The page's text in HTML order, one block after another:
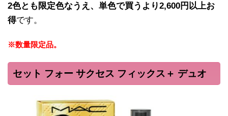
2色とも限定色なうえ、単色で買うより2,600円以上お
得です。
※数量限定品。
セット フォー サクセス フィックス＋ デュオ